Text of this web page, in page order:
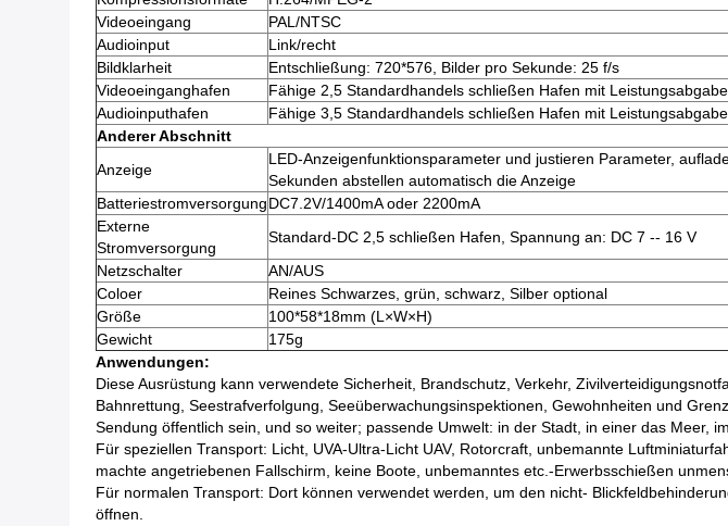
Videoeingang
PAL/NTSC
Audioinput
Link/recht
Bildklarheit
Entschließung: 720*576, Bilder pro Sekunde: 25 f/s
Videoeinganghafen
Fähige 2,5 Standardhandels schließen Hafen mit
Audioinputhafen
Fähige 3,5 Standardhandels schließen Hafen mit
Anderer Abschnitt
Anzeige
LED-Anzeigenfunktionsparameter und justieren Parameter,
Sekunden abstellen automatisch die Anzeige
BatteriestromversorgungDC7.2V/1400mA oder 2200mA
Externe
Stromversorgung
Standard-DC 2,5 schließen Hafen, Spannung an: DC 7 -- 16 V
Netzschalter
AN/AUS
Coloer
Reines Schwarzes, grün, schwarz, Silber optional
Größe
100*58*18mm (L×W×H)
Gewicht
175g
Anwendungen:
Diese Ausrüstung kann verwendete Sicherheit, Brandschutz, Verkehr,
Bahnrettung, Seestrafverfolgung, Seeüberwachungsinspektionen, Gewohnheiten und
Sendung öffentlich sein, und so weiter; passende Umwelt: in der Stadt, in einer das Meer,
Für speziellen Transport: Licht, UVA-Ultra-Licht UAV, Rotorcraft, unbemannte
machte angetriebenen Fallschirm, keine Boote, unbemanntes etc.-Erwerbsschießen
Für normalen Transport: Dort können verwendet werden, um den nicht-
öffnen.